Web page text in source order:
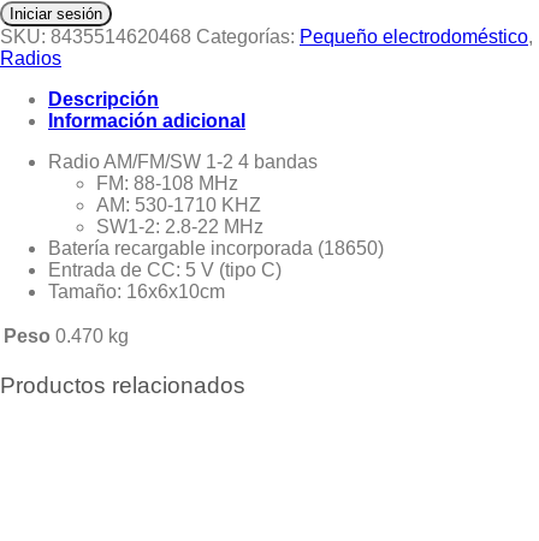
Iniciar sesión
SKU: 8435514620468 Categorías: Pequeño electrodoméstico,
Radios
Descripción
Información adicional
Radio AM/FM/SW 1-2 4 bandas
FM: 88-108 MHz
AM: 530-1710 KHZ
SW1-2: 2.8-22 MHz
Batería recargable incorporada (18650)
Entrada de CC: 5 V (tipo C)
Tamaño: 16x6x10cm
Peso 0.470 kg
Productos relacionados